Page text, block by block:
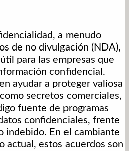
a menudo
de no divulgación (NDA),
para las empresas que
confidencial.
ayudar a proteger valiosa
secretos comerciales,
fuente de programas
confidenciales, frente
indebido. En el cambiante
actual, estos acuerdos son